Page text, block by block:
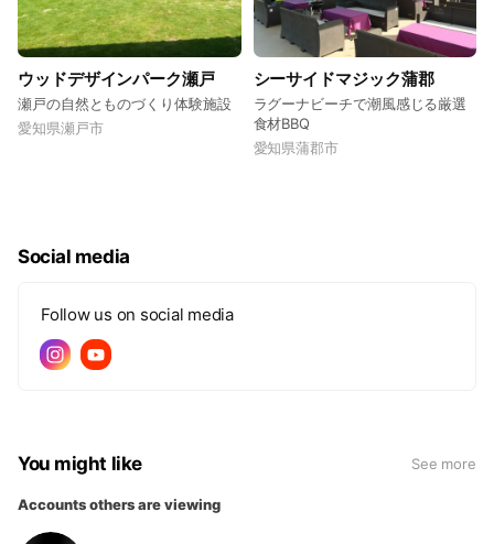
ウッドデザインパーク瀬戸
瀬戸の自然とものづくり体験施設
愛知県瀬戸市
シーサイドマジック蒲郡
ラグーナビーチで潮風感じる厳選
食材BBQ
愛知県蒲郡市
Social media
Follow us on social media
You might like See more
Accounts others are viewing